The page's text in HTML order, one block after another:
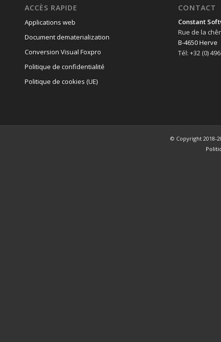
ACCÈS RAPIDE
Applications web
Document dematerialization
Conversion Visual Foxpro
Politique de confidentialité
Politique de cookies (UE)
CONTACT
Constant
Rue de la
B-4650 Herve
Tél: +32 (0)
© Copyright 2018-